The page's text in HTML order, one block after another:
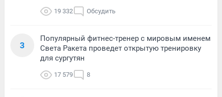
19 332 Обсудить
3
Популярный фитнес-тренер с мировым именем
Света Ракета проведет открытую тренировку
для сургутян
17 579 8